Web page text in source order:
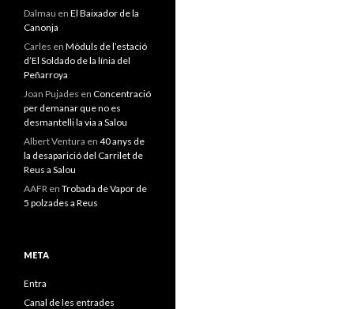
Dalmau en El Baixador de la
Canonja
Carles en Mòduls de l’estació
d’El Soldado de la línia del
Peñarroya
Joan Pujades en Concentració
per demanar que no es
desmantelli la via a Salou
Albert Ventura en 40 anys de
la desaparició del Carrilet de
Reus a Salou
AAFR en Trobada de Vapor de
5 polzades a Reus
META
Entra
Canal de les entrades